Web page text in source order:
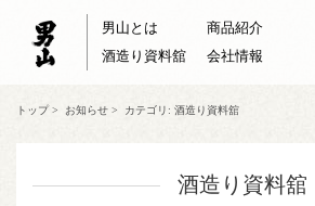
男山とは
商品紹介
酒造り資料舘
会社情報
トップ> お知らせ > カテゴリ: 酒造り資料舘
酒造り資料舘